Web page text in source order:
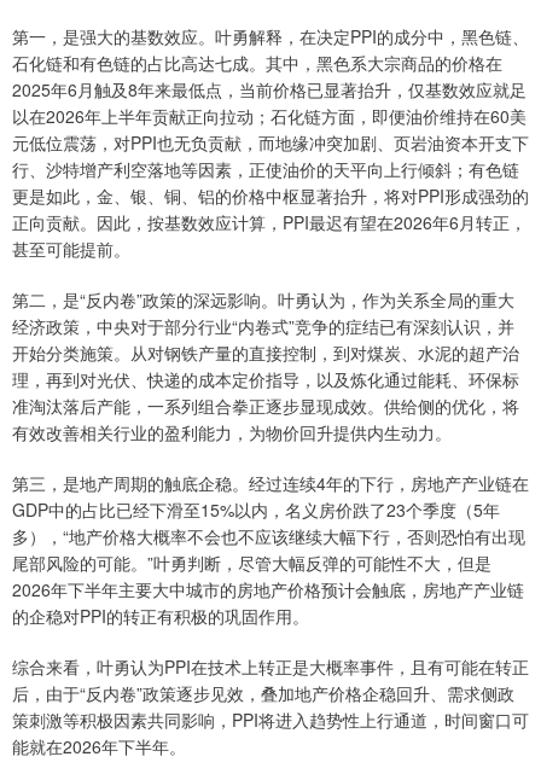
第一，是强大的基数效应。叶勇解释，在决定PPI的成分中，黑色链、
石化链和有色链的占比高达七成。其中，黑色系大宗商品的价格在
2025年6月触及8年来最低点，当前价格已显著抬升，仅基数效应就足
以在2026年上半年贡献正向拉动；石化链方面，即便油价维持在60美
元低位震荡，对PPI也无负贡献，而地缘冲突加剧、页岩油资本开支下
行、沙特增产利空落地等因素，正使油价的天平向上行倾斜；有色链
更是如此，金、银、铜、铝的价格中枢显著抬升，将对PPI形成强劲的
正向贡献。因此，按基数效应计算，PPI最迟有望在2026年6月转正，
甚至可能提前。
第二，是“反内卷”政策的深远影响。叶勇认为，作为关系全局的重大
经济政策，中央对于部分行业“内卷式”竞争的症结已有深刻认识，并
开始分类施策。从对钢铁产量的直接控制，到对煤炭、水泥的超产治
理，再到对光伏、快递的成本定价指导，以及炼化通过能耗、环保标
准淘汰落后产能，一系列组合拳正逐步显现成效。供给侧的优化，将
有效改善相关行业的盈利能力，为物价回升提供内生动力。
第三，是地产周期的触底企稳。经过连续4年的下行，房地产产业链在
GDP中的占比已经下滑至15%以内，名义房价跌了23个季度（5年
多），“地产价格大概率不会也不应该继续大幅下行，否则恐怕有出现
尾部风险的可能。”叶勇判断，尽管大幅反弹的可能性不大，但是
2026年下半年主要大中城市的房地产价格预计会触底，房地产产业链
的企稳对PPI的转正有积极的巩固作用。
综合来看，叶勇认为PPI在技术上转正是大概率事件，且有可能在转正
后，由于“反内卷”政策逐步见效，叠加地产价格企稳回升、需求侧政
策刺激等积极因素共同影响，PPI将进入趋势性上行通道，时间窗口可
能就在2026年下半年。